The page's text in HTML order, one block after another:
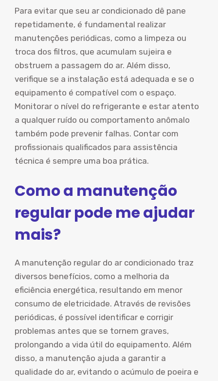
Para evitar que seu ar condicionado dê pane
repetidamente, é fundamental realizar
manutenções periódicas, como a limpeza ou
troca dos filtros, que acumulam sujeira e
obstruem a passagem do ar. Além disso,
verifique se a instalação está adequada e se o
equipamento é compatível com o espaço.
Monitorar o nível do refrigerante e estar atento
a qualquer ruído ou comportamento anômalo
também pode prevenir falhas. Contar com
profissionais qualificados para assistência
técnica é sempre uma boa prática.
Como a manutenção
regular pode me ajudar
mais?
A manutenção regular do ar condicionado traz
diversos benefícios, como a melhoria da
eficiência energética, resultando em menor
consumo de eletricidade. Através de revisões
periódicas, é possível identificar e corrigir
problemas antes que se tornem graves,
prolongando a vida útil do equipamento. Além
disso, a manutenção ajuda a garantir a
qualidade do ar, evitando o acúmulo de poeira e